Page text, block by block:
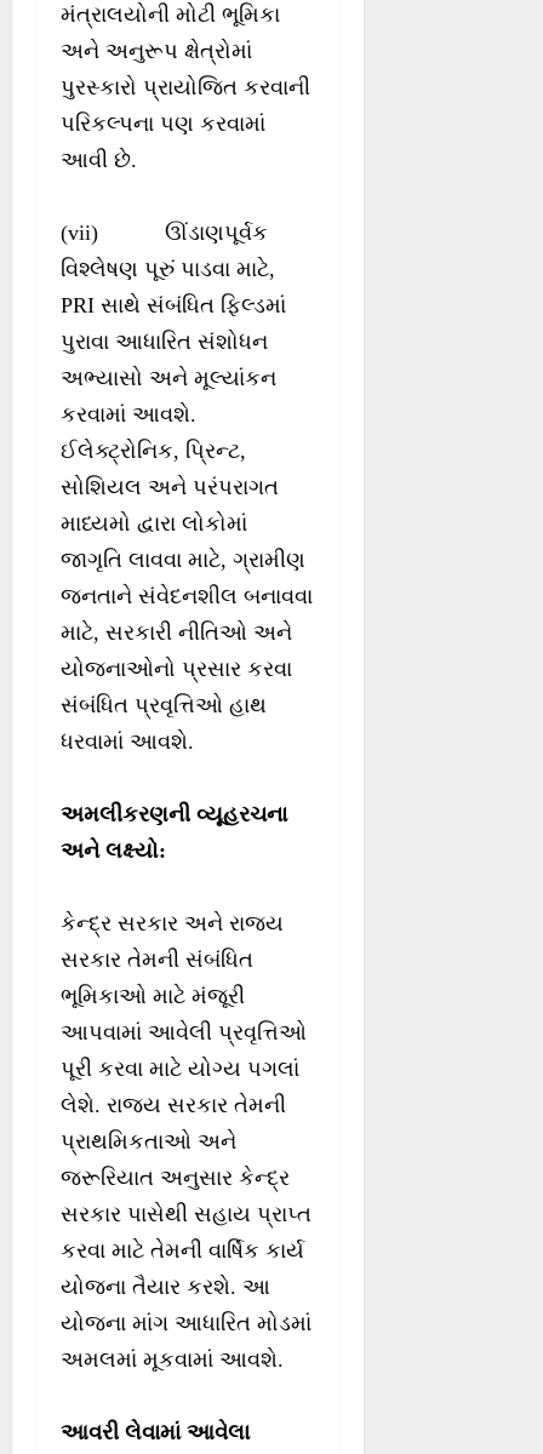
મંત્રાલયોની મોટી ભૂમિકા
અને અનુરૂપ ક્ષેત્રોમાં
પુરસ્કારો પ્રાયોજિત કરવાની
પરિકલ્પના પણ કરવામાં
આવી છે.
(vii) ઊંડાણપૂર્વક
વિશ્લેષણ પૂરું પાડવા માટે,
PRI સાથે સંબંધિત ફિલ્ડમાં
પુરાવા આધારિત સંશોધન
અભ્યાસો અને મૂલ્યાંકન
કરવામાં આવશે.
ઈલેક્ટ્રોનિક, પ્રિન્ટ,
સોશિયલ અને પરંપરાગત
માધ્યમો દ્વારા લોકોમાં
જાગૃતિ લાવવા માટે, ગ્રામીણ
જનતાને સંવેદનશીલ બનાવવા
માટે, સરકારી નીતિઓ અને
યોજનાઓનો પ્રસાર કરવા
સંબંધિત પ્રવૃત્તિઓ હાથ
ધરવામાં આવશે.
અમલીકરણની વ્યૂહરચના
અને લક્ષ્યો:
કેન્દ્ર સરકાર અને રાજ્ય
સરકાર તેમની સંબંધિત
ભૂમિકાઓ માટે મંજૂરી
આપવામાં આવેલી પ્રવૃત્તિઓ
પૂરી કરવા માટે યોગ્ય પગલાં
લેશે. રાજ્ય સરકાર તેમની
પ્રાથમિકતાઓ અને
જરૂરિયાત અનુસાર કેન્દ્ર
સરકાર પાસેથી સહાય પ્રાપ્ત
કરવા માટે તેમની વાર્ષિક કાર્ય
યોજના તૈયાર કરશે. આ
યોજના માંગ આધારિત મોડમાં
અમલમાં મૂકવામાં આવશે.
આવરી લેવામાં આવેલા